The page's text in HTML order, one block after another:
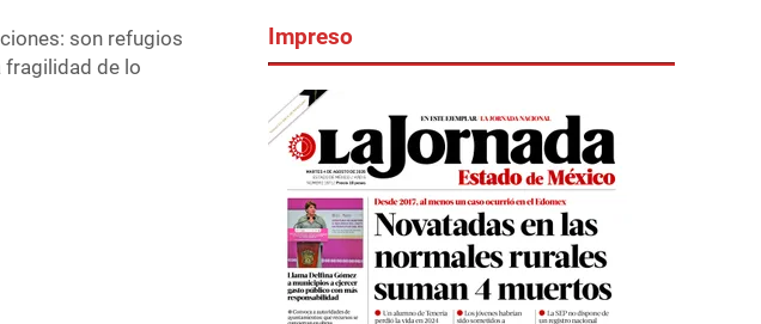
son refugios
fragilidad de lo
Impreso